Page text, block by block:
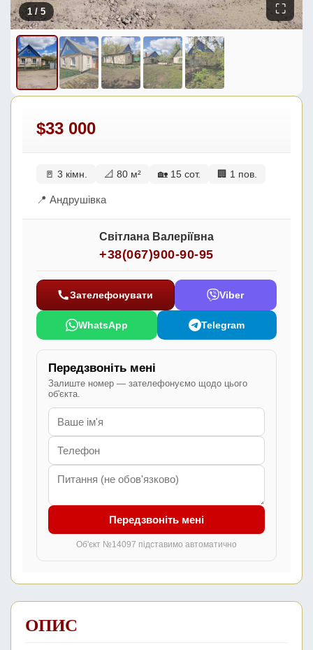
1 / 5 ⛶
$33 000
🚪 3 кімн. 📐 80 м² 🏡 15 сот. 🏢 1 пов.
📍 Андрушівка
Світлана Валеріївна
+38(067)900-90-95
Зателефонувати Viber
WhatsApp Telegram
Передзвоніть мені
Залиште номер — зателефонуємо щодо цього
об'єкта.
Передзвоніть мені
Об'єкт №14097 підставимо автоматично
ОПИС